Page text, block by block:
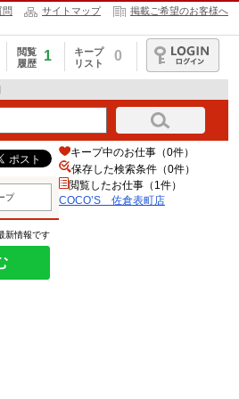
問 サイトマップ 掲載ご希望のお客様へ
閲覧
履歴
1
キープ
リスト
0
ログイン
プ
新情報です
キープ中のお仕事（0件）
保存した検索条件（0件）
閲覧したお仕事（1件）
COCO’S 佐倉表町店